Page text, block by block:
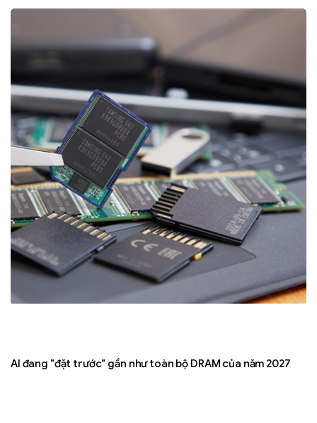
AI đang "đặt trước" gần như toàn bộ DRAM của năm 2027